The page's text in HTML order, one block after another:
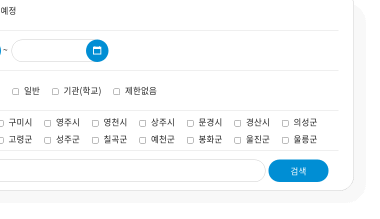
예정
~
일반 기관(학교) 제한없음
구미시 영주시 영천시 상주시 문경시 경산시
의성군
고령군 성주군 칠곡군 예천군 봉화군 울진군 울릉군
검색